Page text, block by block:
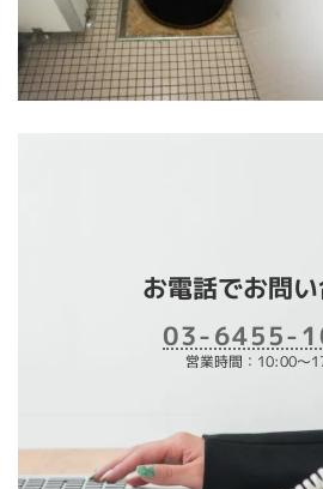
お電話でお問
03-6455-
営業時間：10:00～